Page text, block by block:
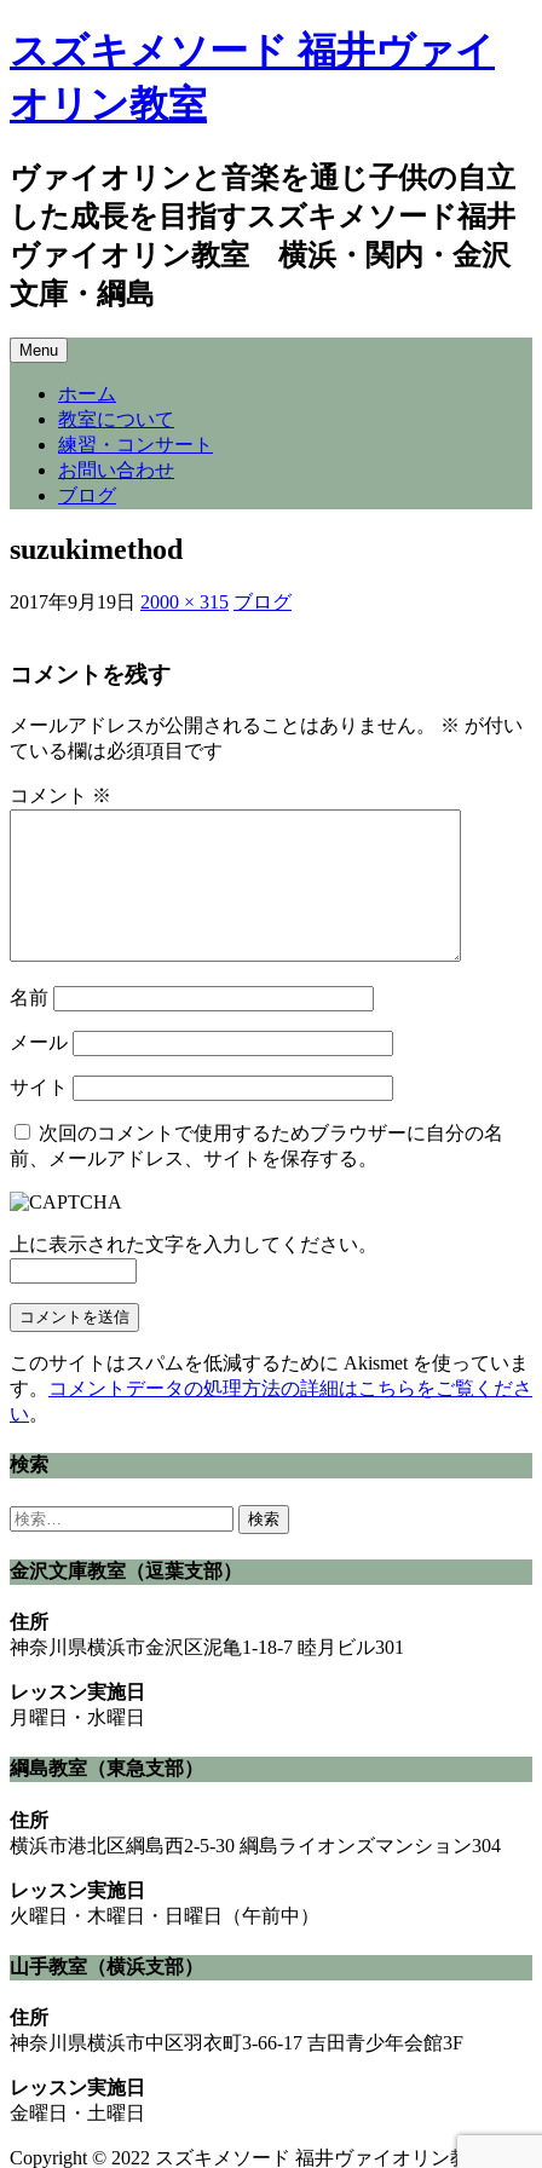
スズキメソード 福井ヴァイ
オリン教室
ヴァイオリンと音楽を通じ子供の自立
した成長を目指すスズキメソード福井
ヴァイオリン教室 横浜・関内・金沢
文庫・綱島
Menu
to
content
ホーム
教室について
練習・コンサート
お問い合わせ
ブログ
suzukimethod
2017年9月19日 2000 × 315 ブログ
コメントを残す
メールアドレスが公開されることはありません。 ※ が付い
ている欄は必須項目です
コメント ※
名前
メール
サイト
次回のコメントで使用するためブラウザーに自分の名
前、メールアドレス、サイトを保存する。
上に表示された文字を入力してください。
このサイトはスパムを低減するために Akismet を使っていま
す。
コメントデータの処理方法の詳細はこちらをご覧くださ
い。
検索
検
金沢文庫教室（逗葉支部）
住所
神奈川県横浜市金沢区泥亀1-18-7 睦月ビル301
レッスン実施日
月曜日・水曜日
綱島教室（東急支部）
住所
横浜市港北区綱島西2-5-30 綱島ライオンズマンション304
レッスン実施日
火曜日・木曜日・日曜日（午前中）
山手教室（横浜支部）
住所
神奈川県横浜市中区羽衣町3-66-17 吉田青少年会館3F
レッスン実施日
金曜日・土曜日
Copyright © 2022 スズキメソード 福井ヴァイオリン教室. All